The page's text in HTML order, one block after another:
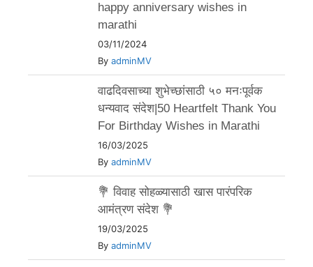
happy anniversary wishes in
marathi
03/11/2024
By adminMV
वाढदिवसाच्या शुभेच्छांसाठी ५० मनःपूर्वक
धन्यवाद संदेश|50 Heartfelt Thank You
For Birthday Wishes in Marathi
16/03/2025
By adminMV
💐 विवाह सोहळ्यासाठी खास पारंपरिक
आमंत्रण संदेश 💐
19/03/2025
By adminMV